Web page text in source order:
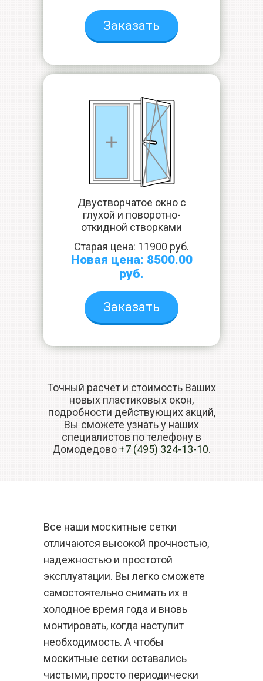
Заказать
Двустворчатое окно с
глухой и поворотно-
откидной створками
Старая цена: 11900 руб.
Новая цена: 8500.00
руб.
Заказать
Точный расчет и стоимость Ваших
новых пластиковых окон,
подробности действующих акций,
Вы сможете узнать у наших
специалистов по телефону в
Домодедово+7 (495) 324-13-10.
Все наши москитные сетки
отличаются высокой прочностью,
надежностью и простотой
эксплуатации. Вы легко сможете
самостоятельно снимать их в
холодное время года и вновь
монтировать, когда наступит
необходимость. А чтобы
москитные сетки оставались
чистыми, просто периодически